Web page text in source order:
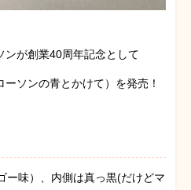
ンが創業40周年記念として
ーソンの青とかけて）を発売！
ー味）、内側は真っ黒(だけどマ